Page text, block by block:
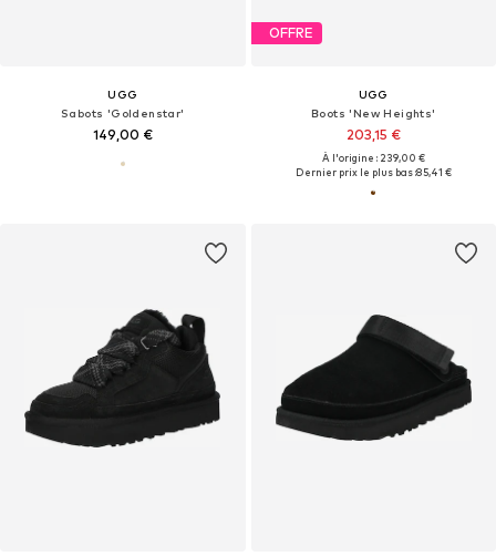
UGG
Sabots 'Goldenstar'
149,00 €
OFFRE
UGG
Boots 'New Heights'
203,15 €
À l'origine : 239,00 €
Dernier prix le plus bas :85,41 €